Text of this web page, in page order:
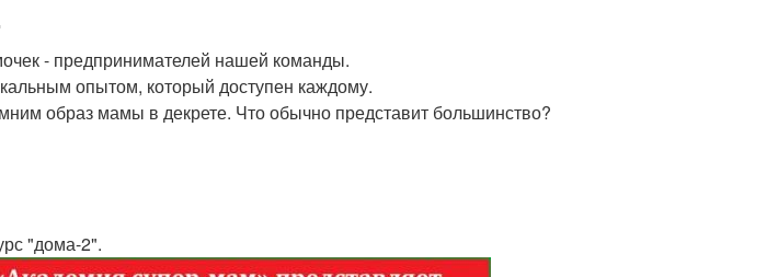
- предпринимателей нашей команды.
опытом, который доступен каждому.
образ мамы в декрете. Что обычно представит большинство?
"дома-2".